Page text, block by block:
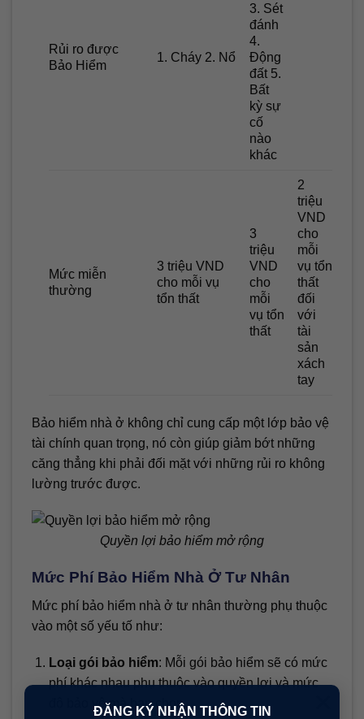
ĐĂNG KÝ NHẬN THÔNG TIN
Rủi ro được
Bảo Hiểm
1. Cháy 2. Nổ
3. Sét
đánh
4.
Động
đất 5.
Bất
kỳ sự
cố
nào
khác
Mức miễn
thường
3 triệu VND
cho mỗi vụ
tổn thất
3
triệu
VND
cho
mỗi
vụ tổn
thất
2
triệu
VND
cho
mỗi
vụ tổn
thất
đối
với
tài
sản
xách
tay
Bảo hiểm nhà ở không chỉ cung cấp một lớp bảo vệ
tài chính quan trọng, nó còn giúp giảm bớt những
căng thẳng khi phải đối mặt với những rủi ro không
lường trước được.
Quyền lợi bảo hiểm mở rộng
Mức Phí Bảo Hiểm Nhà Ở Tư Nhân
Mức phí bảo hiểm nhà ở tư nhân thường phụ thuộc
vào một số yếu tố như:
Loại gói bảo hiểm: Mỗi gói bảo hiểm sẽ có mức
phí khác nhau phụ thuộc vào quyền lợi và mức
độ bảo vệ mà bạn chọn.